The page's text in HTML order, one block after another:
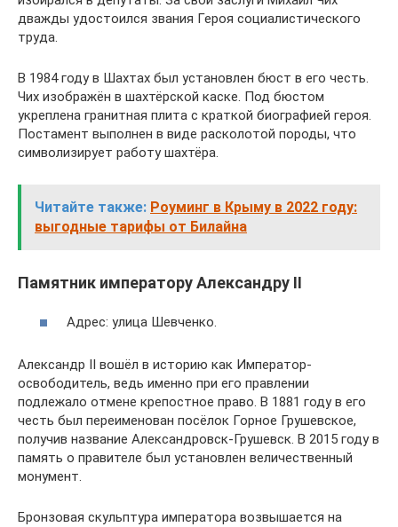
дважды удостоился звания Героя социалистического
труда.
В 1984 году в Шахтах был установлен бюст в его честь.
Чих изображён в шахтёрской каске. Под бюстом
укреплена гранитная плита с краткой биографией героя.
Постамент выполнен в виде расколотой породы, что
символизирует работу шахтёра.
Читайте также: Роуминг в Крыму в 2022 году:
выгодные тарифы от Билайна
Памятник императору Александру II
Адрес: улица Шевченко.
Александр II вошёл в историю как Император-
освободитель, ведь именно при его правлении
подлежало отмене крепостное право. В 1881 году в его
честь был переименован посёлок Горное Грушевское,
получив название Александровск-Грушевск. В 2015 году в
память о правителе был установлен величественный
монумент.
Бронзовая скульптура императора возвышается на